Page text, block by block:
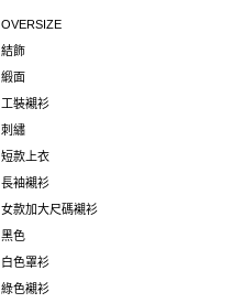
OVERSIZE
結飾
緞面
工裝襯衫
刺繡
短款上衣
長袖襯衫
女款加大尺碼襯衫
黑色
白色罩衫
綠色襯衫